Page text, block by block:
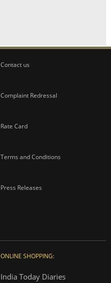
Contact us
Complaint Redressal
Rate Card
Terms and Conditions
Press Releases
ONLINE SHOPPING:
India Today Diaries